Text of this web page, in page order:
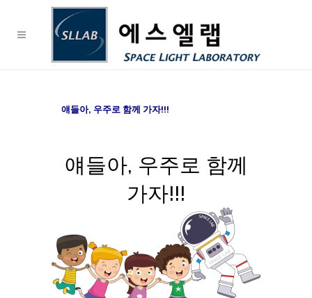
얘들아, 우주로 함께 가자!!!
얘들아, 우주로 함께
가자!!!